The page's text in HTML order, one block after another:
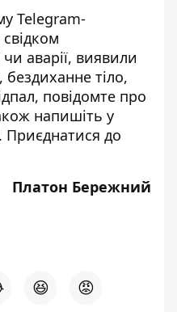
Telegram-
чи аварії, виявили
тіло,
повідомте про
напишіть у
Приєднатися до
Платон Бережний
😆 😡